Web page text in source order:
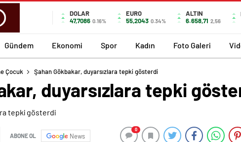
DOLAR
47,7086 0.16%
EURO
55,2043 0.34%
ALTIN
6.658,71 2,56
Gündem Ekonomi Spor Kadın Foto Galeri
Çocuk Şahan Gökbakar, duyarsızlara tepki gösterdi
duyarsızlara tepki
ABONE OL News
0